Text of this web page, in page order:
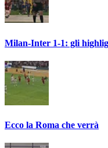
Milan-Inter 1-1: gli
Ecco la Roma che verrà